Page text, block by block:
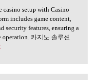
casino
setup with Casino
includes game content,
security features, ensuring a
operation. 카지노 솔루션